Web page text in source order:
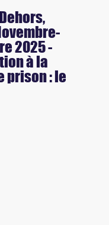
,
2025 -
à la
prison : le